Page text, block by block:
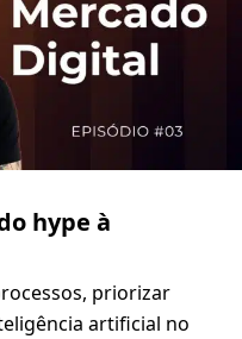
hype à
priorizar
artificial no